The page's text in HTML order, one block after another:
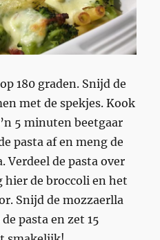
180 graden. Snijd de
met de spekjes. Kook
5 minuten beetgaar
pasta af en meng de
Verdeel de pasta over
hier de broccoli en het
Snijd de mozzaerlla
pasta en zet 15